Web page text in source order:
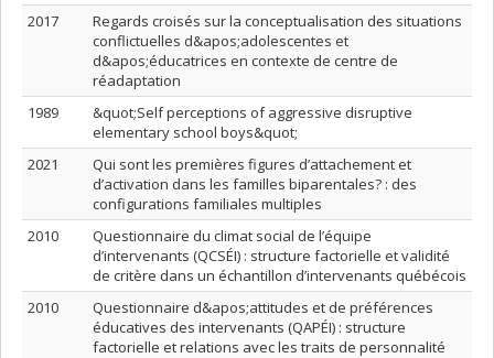
2017
Regards croisés sur la conceptualisation des situations
conflictuelles d&apos;adolescentes et
d&apos;éducatrices en contexte de centre de
réadaptation
1989
&quot;Self perceptions of aggressive disruptive
elementary school boys&quot;
2021
Qui sont les premières figures d’attachement et
d’activation dans les familles biparentales? : des
configurations familiales multiples
2010
Questionnaire du climat social de l’équipe
d’intervenants (QCSÉI) : structure factorielle et validité
de critère dans un échantillon d’intervenants québécois
2010
Questionnaire d&apos;attitudes et de préférences
éducatives des intervenants (QAPÉI) : structure
factorielle et relations avec les traits de personnalité